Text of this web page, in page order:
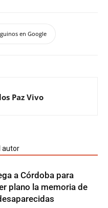
en Google
Paz Vivo
autor
a Córdoba para
plano la memoria de